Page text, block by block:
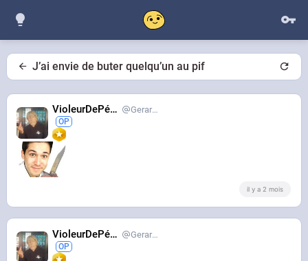
J’ai envie de buter quelqu’un au pif
VioleurDePédo Gerardlevain
il y a 2 mois
VioleurDePédo Gerardlevain